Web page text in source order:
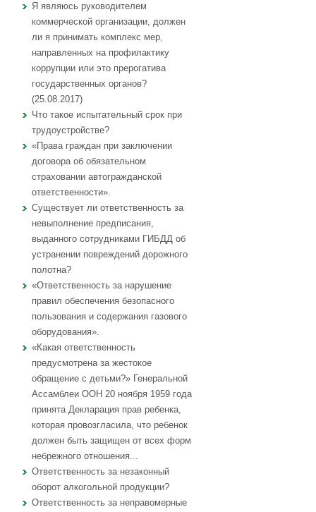
Я являюсь руководителем
коммерческой организации, должен
ли я принимать комплекс мер,
направленных на профилактику
коррупции или это прерогатива
государственных органов?
(25.08.2017)
Что такое испытательный срок при
трудоустройстве?
«Права граждан при заключении
договора об обязательном
страховании автогражданской
ответственности».
Существует ли ответственность за
невыполнение предписания,
выданного сотрудниками ГИБДД об
устранении повреждений дорожного
полотна?
«Ответственность за нарушение
правил обеспечения безопасного
пользования и содержания газового
оборудования».
«Какая ответственность
предусмотрена за жестокое
обращение с детьми?» Генеральной
Ассамблеи ООН 20 ноября 1959 года
принята Декларация прав ребенка,
которая провозгласила, что ребенок
должен быть защищен от всех форм
небрежного отношения...
Ответственность за незаконный
оборот алкогольной продукции?
Ответственность за неправомерные